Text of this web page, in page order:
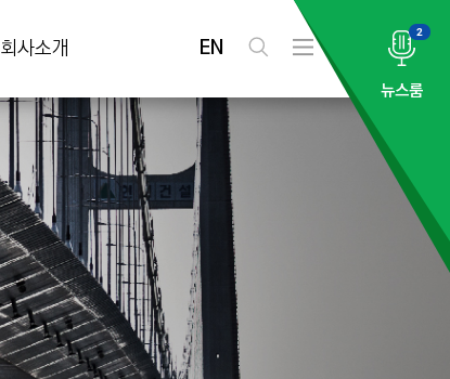
회사소개 EN
검
전
메
2
뉴스룸